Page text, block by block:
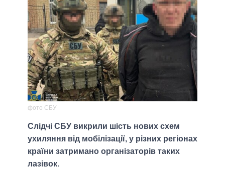
фото СБУ
Слідчі СБУ викрили шість нових схем
ухиляння від мобілізації, у різних регіонах
країни затримано організаторів таких
лазівок.